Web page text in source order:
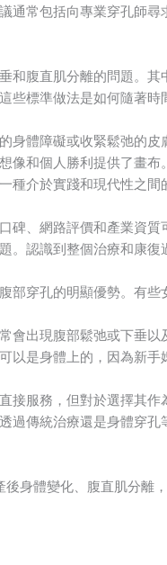
通常包括向專業穿孔師
和腹直肌分離的問題。
標準做法是如何隨著時
身體障礙或收緊鬆弛的
像和個人勝利提供了畫
介於實踐和現代性之間
碑、網路評價和產業資
認識到整個治療和康復
穿孔的明顯優勢。有些
會出現腹部鬆弛或下垂
是身體上的，因為新手
接服務，但對於選擇其
過傳統治療還是身體穿
後身體變化、腹直肌分離